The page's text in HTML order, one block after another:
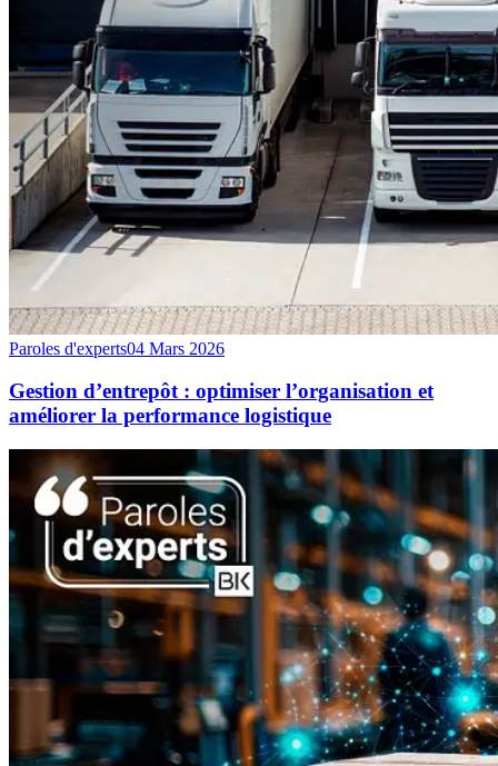
Paroles d'experts04 Mars 2026
Gestion d’entrepôt : optimiser l’organisation et
améliorer la performance logistique